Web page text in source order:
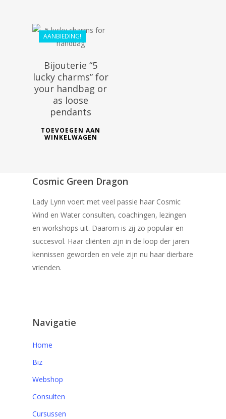
AANBIEDING!
Bijouterie “5
lucky charms” for
your handbag or
as loose
pendants
TOEVOEGEN AAN
WINKELWAGEN
Cosmic Green Dragon
Lady Lynn voert met veel passie haar Cosmic
Wind en Water consulten, coachingen, lezingen
en workshops uit. Daarom is zij zo populair en
succesvol. Haar cliënten zijn in de loop der jaren
kennissen geworden en vele zijn nu haar dierbare
vrienden.
Navigatie
Home
Biz
Webshop
Consulten
Cursussen